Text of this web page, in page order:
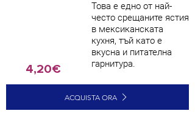
4,20€
Това е едно от най-
често срещаните ястия
в мексиканската
кухня, тъй като е
вкусна и питателна
гарнитура.
ACQUISTA ORA